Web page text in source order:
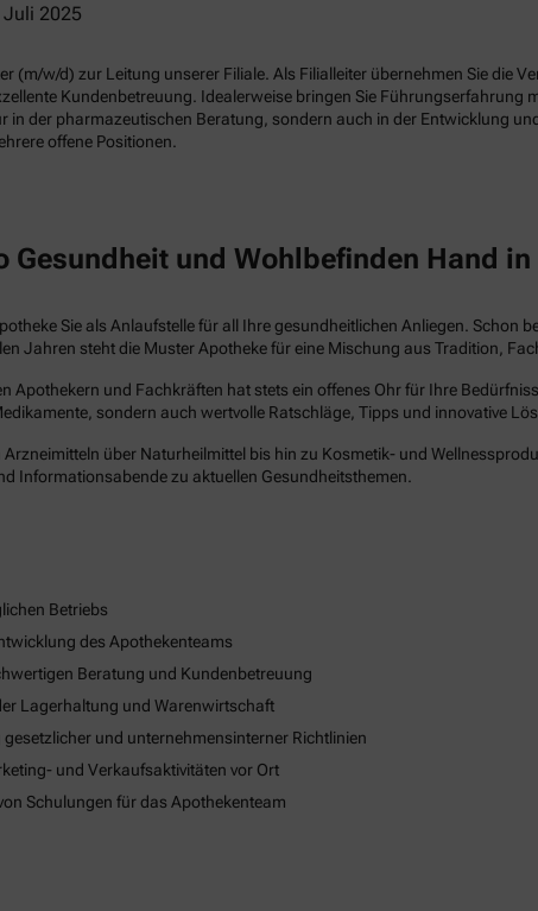
Juli 2025
(m/w/d) zur Leitung unserer Filiale. Als Filialleiter übernehmen Sie die
Kundenbetreuung. Idealerweise bringen Sie Führungserfahrung
in der pharmazeutischen Beratung, sondern auch in der Entwicklung
offene Positionen.
Gesundheit und Wohlbefinden Hand
Sie als Anlaufstelle für all Ihre gesundheitlichen Anliegen. Schon
Jahren steht die Muster Apotheke für eine Mischung aus Tradition,
Apothekern und Fachkräften hat stets ein offenes Ohr für Ihre
sondern auch wertvolle Ratschläge, Tipps und innovative
über Naturheilmittel bis hin zu Kosmetik- und
Informationsabende zu aktuellen Gesundheitsthemen.
Betriebs
des Apothekenteams
Beratung und Kundenbetreuung
Lagerhaltung und Warenwirtschaft
und unternehmensinterner Richtlinien
und Verkaufsaktivitäten vor Ort
Schulungen für das Apothekenteam